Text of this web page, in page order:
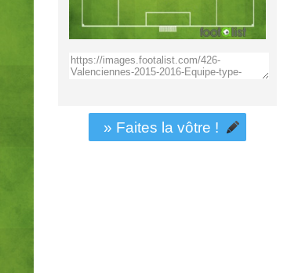
» Faites la vôtre !